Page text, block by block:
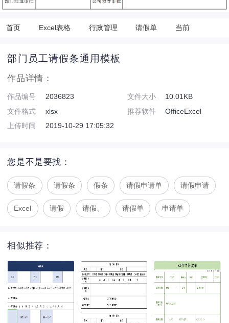
首页 Excel表格 行政管理 请假单 当前
部门员工请假条通用模板
作品详情：
作品编号 2036823 文件大小
10.01KB
文件格式
xlsx 推荐软件
OfficeExcel
上传时间
2019-10-29 17:05:32
您是不是要找：
请假条 请假条 假条 请假申请单 请假申请
Excel 请假 请假、 请假单 申请单
相似推荐：